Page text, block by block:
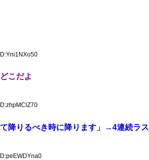
こだよ
降りるべき時に降ります」→4連続ラス